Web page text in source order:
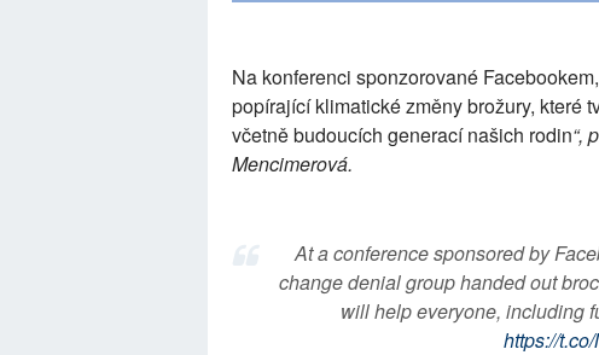
Na konferenci sponzorované
popírající klimatické změny brožury, které
včetně budoucích generací našich rodin“,
Mencimerová.
At a conference sponsored by
change denial group handed out
will help everyone, including
https://